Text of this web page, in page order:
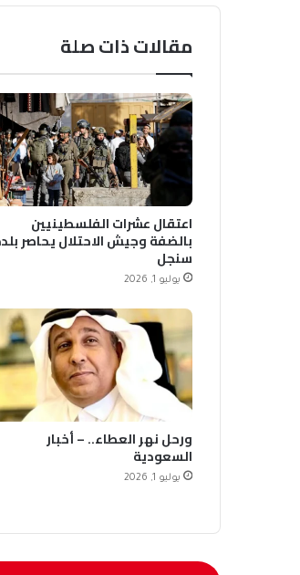
مقالات ذات صلة
اعتقال عشرات الفلسطينيين
بالضفة وجيش الاحتلال يحاصر
سنجل
يوليو 1, 2026
ورحل نهر العطاء.. – أخبار
السعودية
يوليو 1, 2026